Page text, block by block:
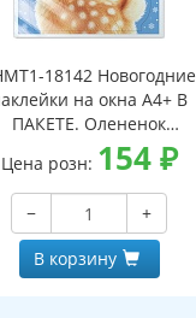
18142 Новогодние
на окна А4+ В
ПАКЕТЕ. Олененок
в окно (видны
с обеих сторон,
многоразовые, в
упаковке,
и клеевым
клапаном)
Цена розн: 154₽
−
+
В корзину